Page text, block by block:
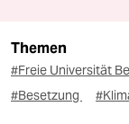
Themen
#Freie Universität
#Besetzung